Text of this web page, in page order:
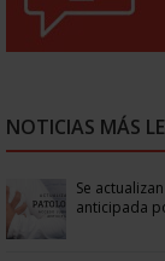
NOTICIAS MÁS
Se
anticipada